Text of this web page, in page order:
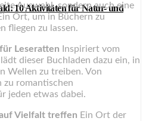
10 Aktivitäten für Natur- und
Auswahl, sondern auch eine
Ort, um in Büchern zu
fliegen zu lassen.
Leseratten Inspiriert vom
dieser Buchladen dazu ein, in
Wellen zu treiben. Von
zu romantischen
jeden etwas dabei.
Vielfalt treffen Ein Ort der